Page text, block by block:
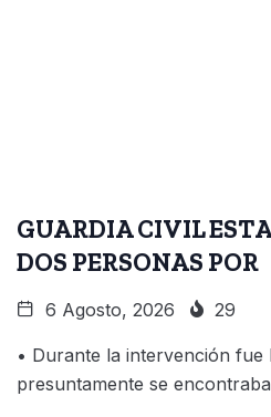
GUARDIA CIVIL
DOS PERSONAS POR
6 Agosto, 2026 29
• Durante la intervención fue
presuntamente se